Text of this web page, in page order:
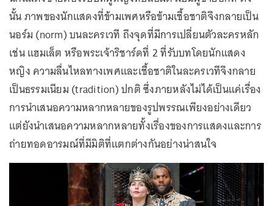
นั้น ภาพของนักแสดงที่ข้ามเพศหรือข้ามเชื้อชาติจึงกลายเป็น
นอร์ม (norm) บนละครเวที ถึงจุดที่มีการเปลี่ยนตัวละครหลัก
เช่น แฮมเล็ต หรือพระเจ้าริชาร์ดที่ 2 ที่รับบทโดยนักแสดง
หญิง ความลื่นไหลทางเพศและเชื้อชาติในละครเวทีจึงกลาย
เป็นธรรมเนียม (tradition) ปกติ ซึ่งภายหลังไม่ได้เป็นแค่เรื่อง
การนำเสนอความหลากหลายของรูปพรรณเพียงอย่างเดียว
แต่ยังนำเสนอความหลากหลายทั้งเรื่องของการแสดงและการ
ถ่ายทอดอารมณ์ที่มีมิติที่แตกต่างกันอย่างน่าสนใจ